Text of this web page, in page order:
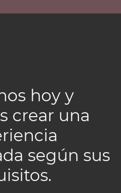
hoy y
crear una
según sus